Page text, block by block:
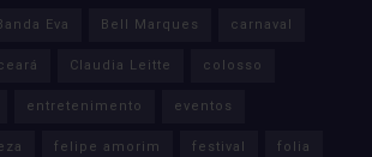
Eva Bell Marques carnaval
Claudia Leitte colosso
entretenimento eventos
felipe amorim festival folia